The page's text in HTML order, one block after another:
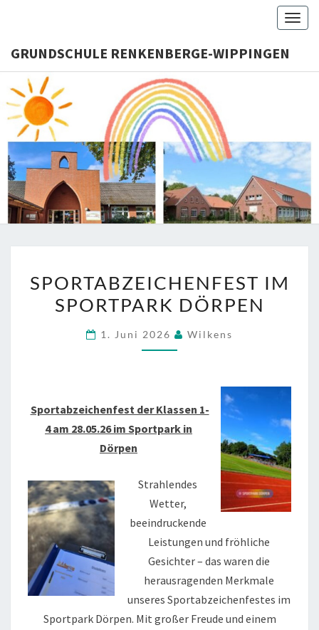
GRUNDSCHULE RENKENBERGE-WIPPINGEN
IM
SPORTPARK
SPORTABZEICHENFEST IM
SPORTPARK DÖRPEN
1. Juni 2026 Wilkens
Sportabzeichenfest der Klassen 1-
4 am 28.05.26 im Sportpark in
Dörpen
Strahlendes
Wetter,
beeindruckende
Leistungen und fröhliche
Gesichter – das waren die
herausragenden Merkmale
unseres Sportabzeichenfestes im
Sportpark Dörpen. Mit großer Freude und einem